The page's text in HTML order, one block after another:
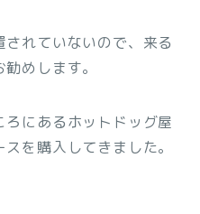
れていないので、来る
めします。
にあるホットドッグ屋
を購入してきました。